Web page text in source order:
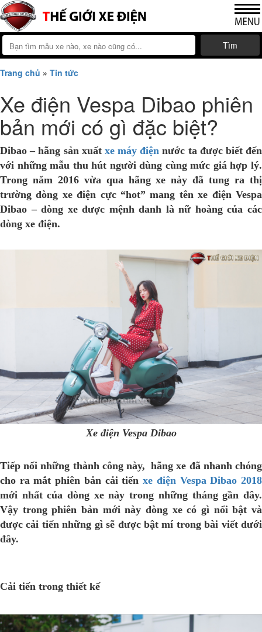
Tìm
Trang chủ » Tin tức
Xe điện Vespa Dibao phiên
bản mới có gì đặc biệt?
Dibao – hãng sản xuất xe máy điện nước ta được biết đến
với những mẫu thu hút người dùng cùng mức giá hợp lý.
Trong năm 2016 vừa qua hãng xe này đã tung ra thị
trường dòng xe điện cực “hot” mang tên xe điện Vespa
Dibao – dòng xe được mệnh danh là nữ hoàng của các
dòng xe điện.
Xe điện Vespa Dibao
Tiếp nối những thành công này, hãng xe đã nhanh chóng
cho ra mắt phiên bản cải tiếnxe điện Vespa Dibao 2018
mới nhất của dòng xe này trong những tháng gần đây.
Vậy trong phiên bản mới này dòng xe có gì nổi bật và
được cải tiến những gì sẽ được bật mí trong bài viết dưới
đây.
Cải tiến trong thiết kế